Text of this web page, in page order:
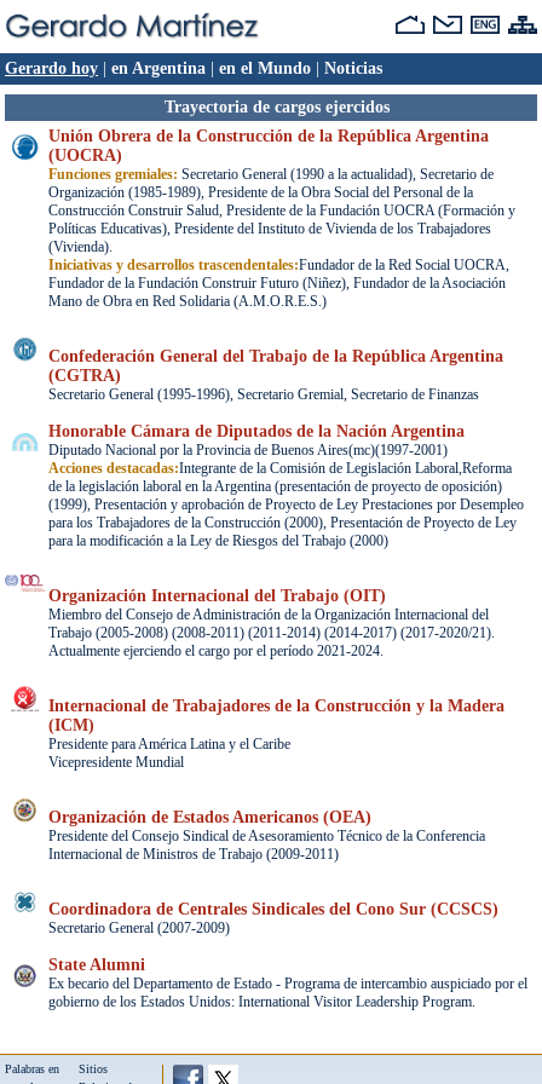
Gerardo hoy en Argentina en el Mundo Noticias
Trayectoria de cargos ejercidos
Unión Obrera de la Construcción de la República Argentina
(UOCRA)
Funciones gremiales: Secretario General (1990 a la actualidad), Secretario de
Organización (1985-1989), Presidente de la Obra Social del Personal de la
Construcción Construir Salud, Presidente de la Fundación UOCRA (Formación y
Políticas Educativas), Presidente del Instituto de Vivienda de los Trabajadores
(Vivienda).
Iniciativas y desarrollos trascendentales:Fundador de la Red Social UOCRA,
Fundador de la Fundación Construir Futuro (Niñez), Fundador de la Asociación
Mano de Obra en Red Solidaria (A.M.O.R.E.S.)
Confederación General del Trabajo de la República Argentina
(CGTRA)
Secretario General (1995-1996), Secretario Gremial, Secretario de Finanzas
Honorable Cámara de Diputados de la Nación Argentina
Diputado Nacional por la Provincia de Buenos Aires(mc)(1997-2001)
Acciones destacadas:Integrante de la Comisión de Legislación Laboral,Reforma
de la legislación laboral en la Argentina (presentación de proyecto de oposición)
(1999), Presentación y aprobación de Proyecto de Ley Prestaciones por Desempleo
para los Trabajadores de la Construcción (2000), Presentación de Proyecto de Ley
para la modificación a la Ley de Riesgos del Trabajo (2000)
Organización Internacional del Trabajo (OIT)
Miembro del Consejo de Administración de la Organización Internacional del
Trabajo (2005-2008) (2008-2011) (2011-2014) (2014-2017) (2017-2020/21).
Actualmente ejerciendo el cargo por el período 2021-2024.
Internacional de Trabajadores de la Construcción y la Madera
(ICM)
Presidente para América Latina y el Caribe
Vicepresidente Mundial
Organización de Estados Americanos (OEA)
Presidente del Consejo Sindical de Asesoramiento Técnico de la Conferencia
Internacional de Ministros de Trabajo (2009-2011)
Coordinadora de Centrales Sindicales del Cono Sur (CCSCS)
Secretario General (2007-2009)
State Alumni
Ex becario del Departamento de Estado - Programa de intercambio auspiciado por el
gobierno de los Estados Unidos: International Visitor Leadership Program.
Palabras en
Sitios